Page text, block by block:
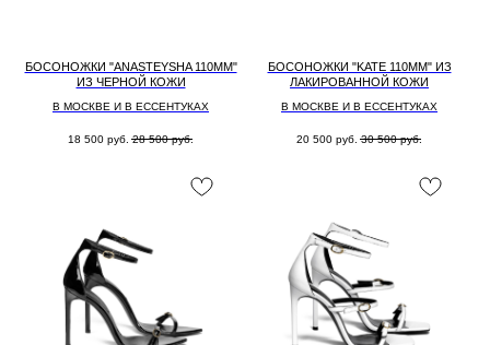
БОСОНОЖКИ "ANASTEYSHA 110MM"
ИЗ ЧЕРНОЙ КОЖИ
В МОСКВЕ И В ЕССЕНТУКАХ
18 500 руб. 28 500 руб.
БОСОНОЖКИ "KATE 110MM" ИЗ
ЛАКИРОВАННОЙ КОЖИ
В МОСКВЕ И В ЕССЕНТУКАХ
20 500 руб. 30 500 руб.